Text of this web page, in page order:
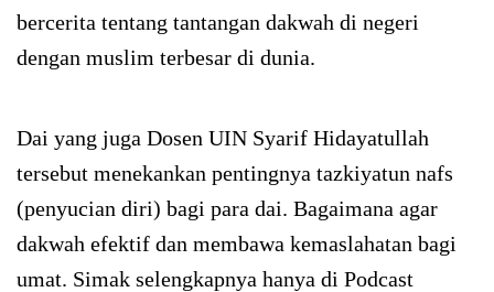
bercerita tentang tantangan dakwah di negeri
dengan muslim terbesar di dunia.
Dai yang juga Dosen UIN Syarif Hidayatullah
tersebut menekankan pentingnya tazkiyatun nafs
(penyucian diri) bagi para dai. Bagaimana agar
dakwah efektif dan membawa kemaslahatan bagi
umat. Simak selengkapnya hanya di Podcast